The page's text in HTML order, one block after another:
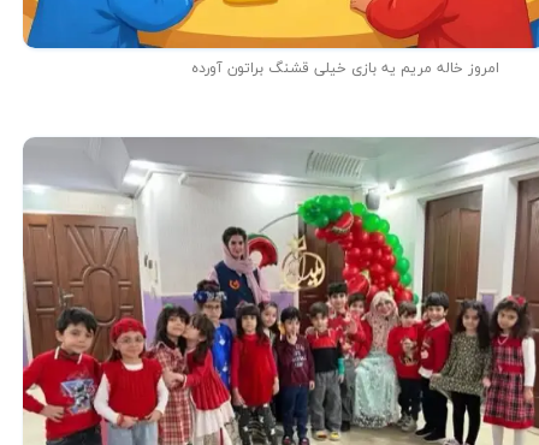
امروز خاله مریم یه بازی خیلی قشنگ براتون آورده